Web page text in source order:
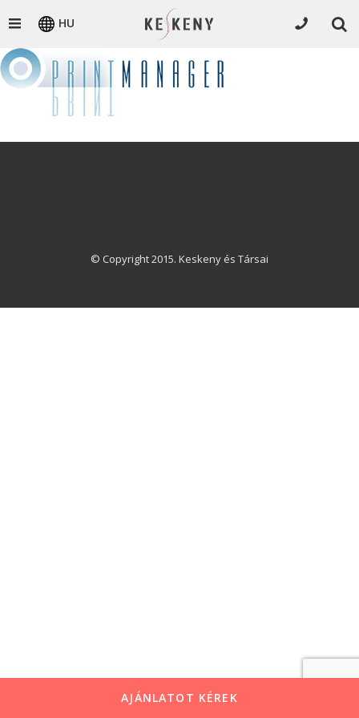
HU
© Copyright 2015. Keskeny és Társai
AJÁNLATOT KÉREK